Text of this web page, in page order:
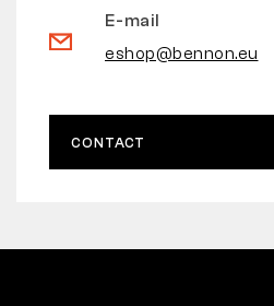
E-mail
eshop@bennon.eu
CONTACT